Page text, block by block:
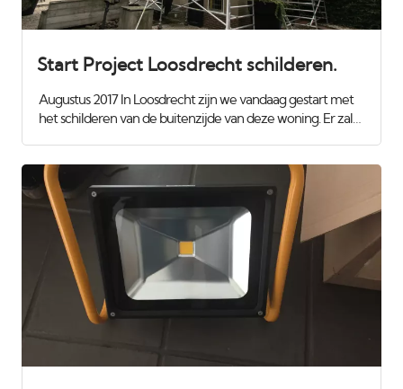
Start Project Loosdrecht schilderen.
Augustus 2017 In Loosdrecht zijn we vandaag gestart met
het schilderen van de buitenzijde van deze woning. Er zal
steigeren zodat we er goed bij kunnen. Voor meer info of
contact kijk eens op onze website :
www.vanamsterdam.com